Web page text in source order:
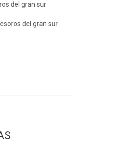
del gran sur
del gran sur